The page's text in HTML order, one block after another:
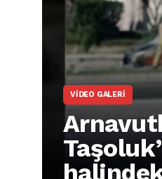
VIDEO GALERI